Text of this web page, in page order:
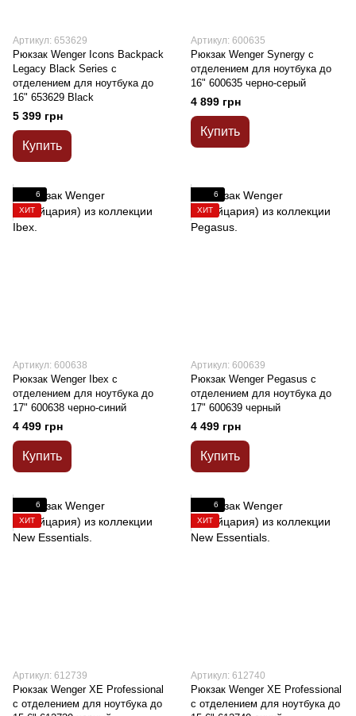
Артикул: 653629
Рюкзак Wenger Icons Backpack
Legacy Black Series с
отделением для ноутбука до
16" 653629 Black
5 399 грн
Купить
Артикул: 600635
Рюкзак Wenger Synergy с
отделением для ноутбука до
16" 600635 черно-серый
4 899 грн
Купить
6
ХИТ
Артикул: 600638
Рюкзак Wenger Ibex с
отделением для ноутбука до
17" 600638 черно-синий
4 499 грн
Купить
6
ХИТ
Артикул: 600639
Рюкзак Wenger Pegasus с
отделением для ноутбука до
17" 600639 черный
4 499 грн
Купить
6
ХИТ
Артикул: 612739
Рюкзак Wenger XE Professional
с отделением для ноутбука до
6
ХИТ
Артикул: 612740
Рюкзак Wenger XE Professional
с отделением для ноутбука до